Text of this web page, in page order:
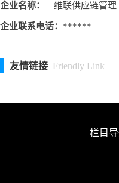
企业名称： 维联供应链管理
企业联系电话： ******
友情链接 Friendly Link
栏目